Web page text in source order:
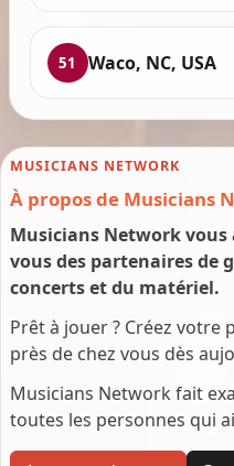
51 Waco, NC, USA
MUSICIANS NETWORK
À propos de Musicians
Musicians Network vous
vous des partenaires de
concerts et du matériel.
Prêt à jouer ? Créez votre
près de chez vous dès
Musicians Network fait
toutes les personnes qui